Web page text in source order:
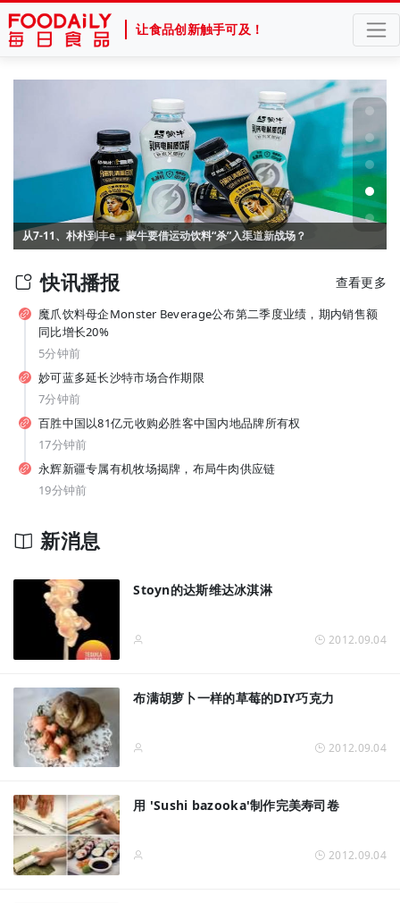
让食品创新触手可及！
山姆、盒马盯上的 “喝水神器”！美国电解质冲剂“黑马”，悄悄卖了68亿
从7-11、朴朴到丰e，蒙牛要借运动饮料“杀”入渠道新战场？
拓宽品类边界！让常温奶鲜甜好喝，伊利如何破解行业难题？
快讯播报 查看更多
魔爪饮料母企Monster Beverage公布第二季度业绩，期内销售额
同比增长20%
5分钟前
妙可蓝多延长沙特市场合作期限
7分钟前
百胜中国以81亿元收购必胜客中国内地品牌所有权
17分钟前
永辉新疆专属有机牧场揭牌，布局牛肉供应链
19分钟前
新消息
Stoyn的达斯维达冰淇淋
2012.09.04
布满胡萝卜一样的草莓的DIY巧克力
2012.09.04
用 'Sushi bazooka'制作完美寿司卷
2012.09.04